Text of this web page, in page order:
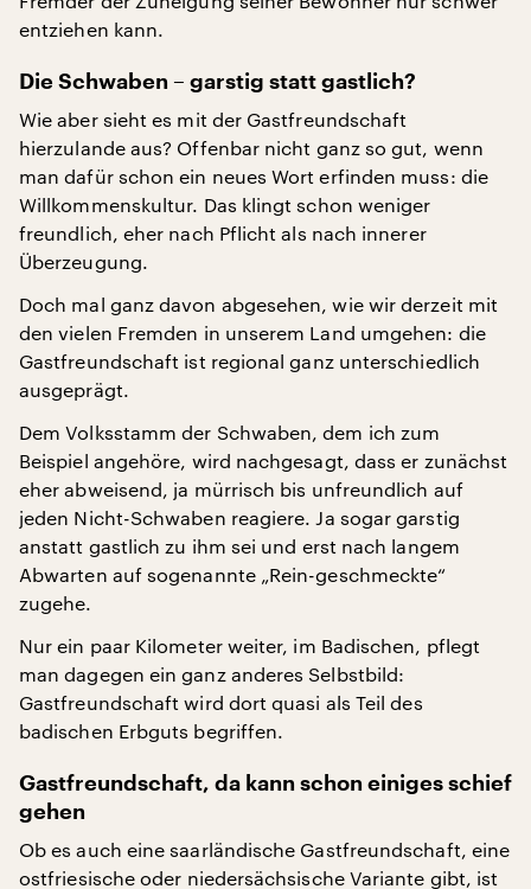
entziehen kann.
Die Schwaben – garstig statt gastlich?
Wie aber sieht es mit der Gastfreundschaft
hierzulande aus? Offenbar nicht ganz so gut, wenn
man dafür schon ein neues Wort erfinden muss: die
Willkommenskultur. Das klingt schon weniger
freundlich, eher nach Pflicht als nach innerer
Überzeugung.
Doch mal ganz davon abgesehen, wie wir derzeit mit
den vielen Fremden in unserem Land umgehen: die
Gastfreundschaft ist regional ganz unterschiedlich
ausgeprägt.
Dem Volksstamm der Schwaben, dem ich zum
Beispiel angehöre, wird nachgesagt, dass er zunächst
eher abweisend, ja mürrisch bis unfreundlich auf
jeden Nicht-Schwaben reagiere. Ja sogar garstig
anstatt gastlich zu ihm sei und erst nach langem
Abwarten auf sogenannte „Rein-geschmeckte“
zugehe.
Nur ein paar Kilometer weiter, im Badischen, pflegt
man dagegen ein ganz anderes Selbstbild:
Gastfreundschaft wird dort quasi als Teil des
badischen Erbguts begriffen.
Gastfreundschaft, da kann schon einiges schief
gehen
Ob es auch eine saarländische Gastfreundschaft, eine
ostfriesische oder niedersächsische Variante gibt, ist